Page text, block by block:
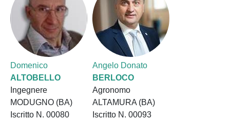
Domenico
ALTOBELLO
Ingegnere
MODUGNO (BA)
Iscritto N. 00080
Angelo Donato
BERLOCO
Agronomo
ALTAMURA (BA)
Iscritto N. 00093